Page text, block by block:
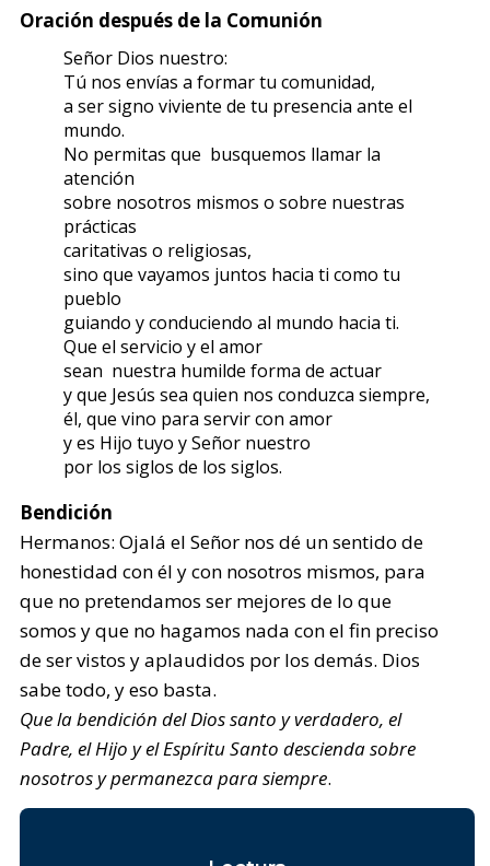
Oración después de la Comunión
Señor Dios nuestro:
Tú nos envías a formar tu comunidad,
a ser signo viviente de tu presencia ante el
mundo.
No permitas que busquemos llamar la
atención
sobre nosotros mismos o sobre nuestras
prácticas
caritativas o religiosas,
sino que vayamos juntos hacia ti como tu
pueblo
guiando y conduciendo al mundo hacia ti.
Que el servicio y el amor
sean nuestra humilde forma de actuar
y que Jesús sea quien nos conduzca siempre,
él, que vino para servir con amor
y es Hijo tuyo y Señor nuestro
por los siglos de los siglos.
Bendición
Hermanos: Ojalá el Señor nos dé un sentido de
honestidad con él y con nosotros mismos, para
que no pretendamos ser mejores de lo que
somos y que no hagamos nada con el fin preciso
de ser vistos y aplaudidos por los demás. Dios
sabe todo, y eso basta.
Que la bendición del Dios santo y verdadero, el
Padre, el Hijo y el Espíritu Santo descienda sobre
nosotros y permanezca para siempre.